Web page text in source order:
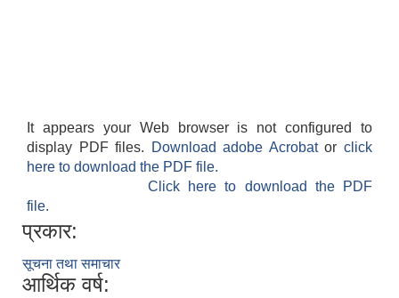
It appears your Web browser is not configured to
display PDF files.
Download adobe Acrobatorclick
here to download the PDF file.
Click here to download the PDF
file.
प्रकार:
सूचना तथा समाचार
आर्थिक वर्ष: